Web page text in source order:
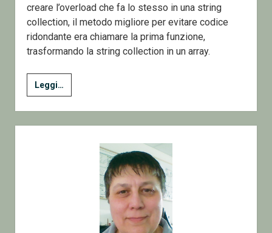
creare l’overload che fa lo stesso in una string
collection, il metodo migliore per evitare codice
ridondante era chiamare la prima funzione,
trasformando la string collection in un array.
Leggi…
Funzioni
sulle
stringhe